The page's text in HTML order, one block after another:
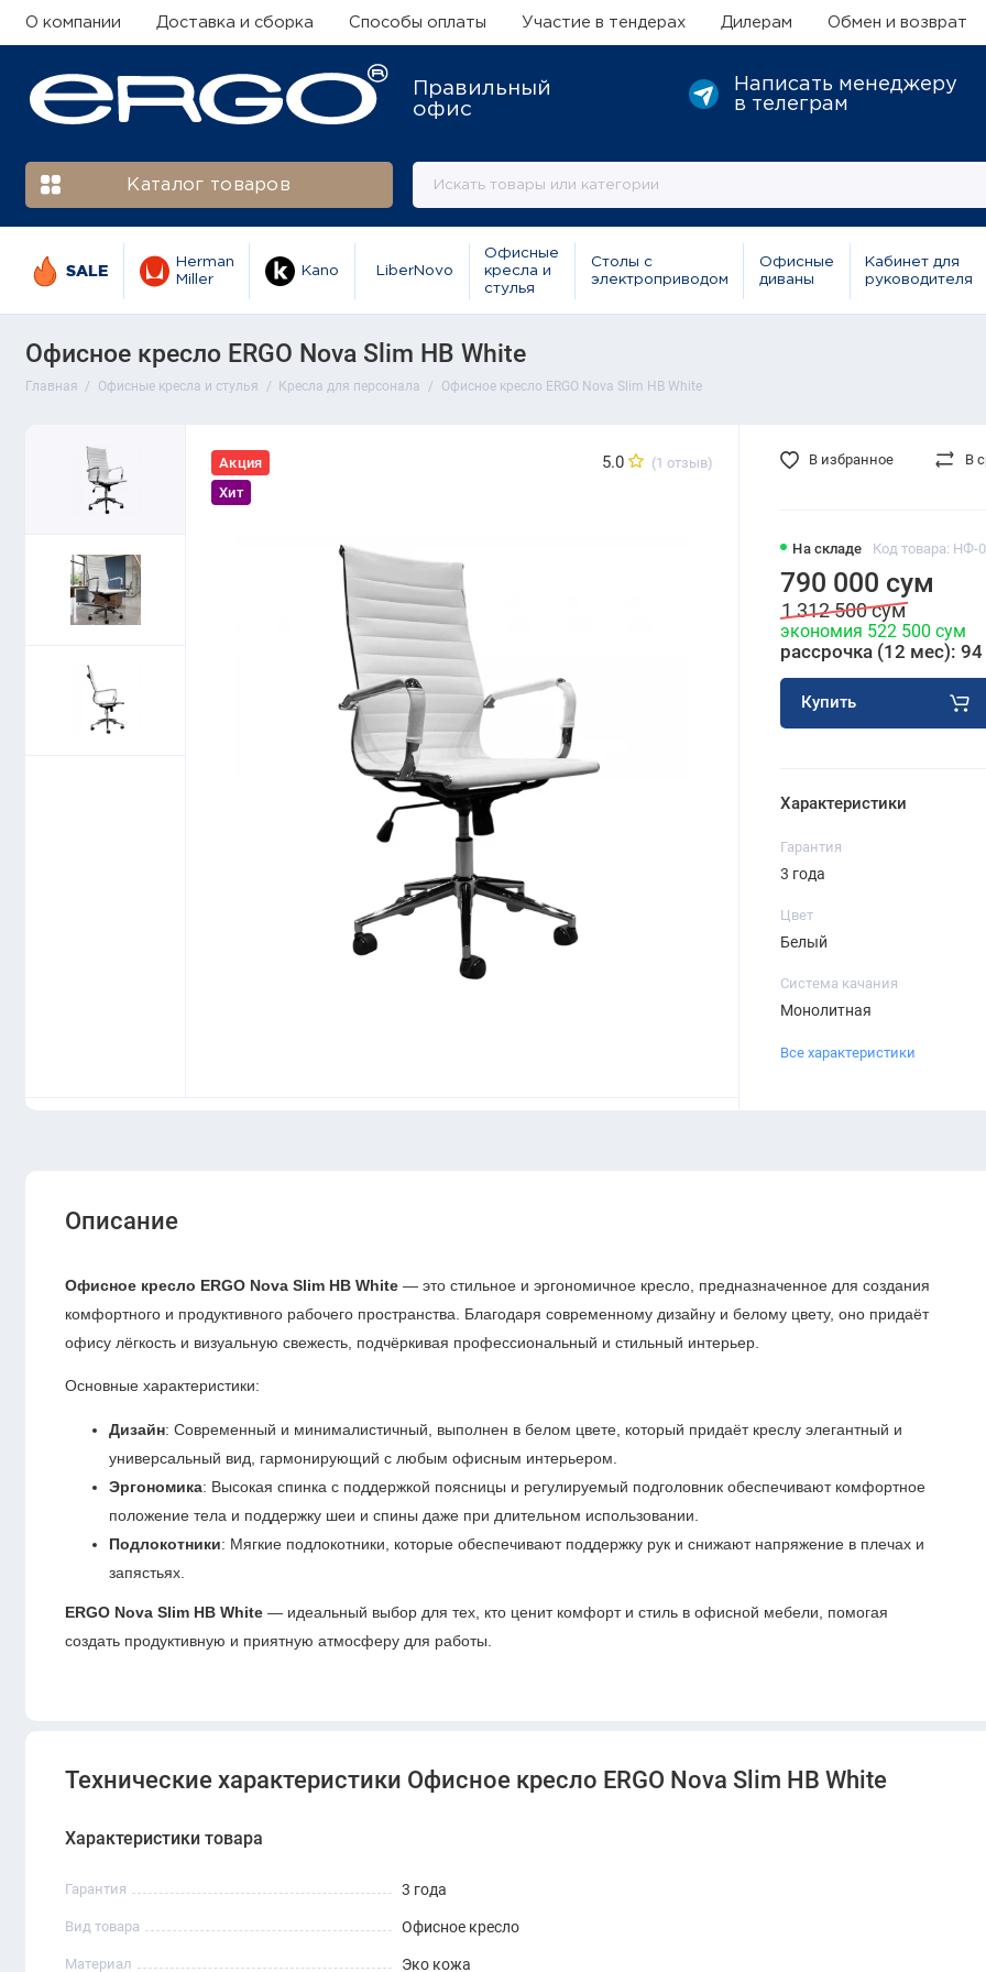
О компании Доставка и сборка Способы оплаты Участие в тендерах Дилерам Обмен и возврат
Правильный
офис
Написать менеджеру
в телеграм
Каталог товаров
SALE
Herman
Miller
Kano LiberNovo
Офисные
кресла и
стулья
Столы с
электроприводом
Офисные
диваны
Кабинет для
руководителя
Офисное кресло ERGO Nova Slim HB White
Главная Офисные кресла и стулья Кресла для персонала Офисное кресло ERGO Nova Slim HB White
Акция
Хит
5.0 (1 отзыв)
На складе Код товара: НФ-
790 000 сум
1 312 500 сум
экономия 522 500 сум
рассрочка (12 мес):
Купить
В избранное В
Характеристики
Гарантия
3 года
Цвет
Белый
Система качания
Монолитная
Все характеристики
Описание
Офисное кресло ERGO Nova Slim HB White — это стильное и эргономичное кресло, предназначенное для создания
комфортного и продуктивного рабочего пространства. Благодаря современному дизайну и белому цвету, оно придаёт
офису лёгкость и визуальную свежесть, подчёркивая профессиональный и стильный интерьер.
Основные характеристики:
Дизайн: Современный и минималистичный, выполнен в белом цвете, который придаёт креслу элегантный и
универсальный вид, гармонирующий с любым офисным интерьером.
Эргономика: Высокая спинка с поддержкой поясницы и регулируемый подголовник обеспечивают комфортное
положение тела и поддержку шеи и спины даже при длительном использовании.
Подлокотники: Мягкие подлокотники, которые обеспечивают поддержку рук и снижают напряжение в плечах и
запястьях.
ERGO Nova Slim HB White — идеальный выбор для тех, кто ценит комфорт и стиль в офисной мебели, помогая
создать продуктивную и приятную атмосферу для работы.
Технические характеристики Офисное кресло ERGO Nova Slim HB White
Характеристики товара
Гарантия 3 года
Вид товара Офисное кресло
Материал Эко кожа